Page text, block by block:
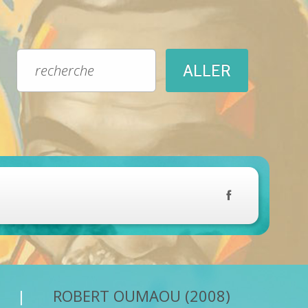
ROBERT OUMAOU (2008)